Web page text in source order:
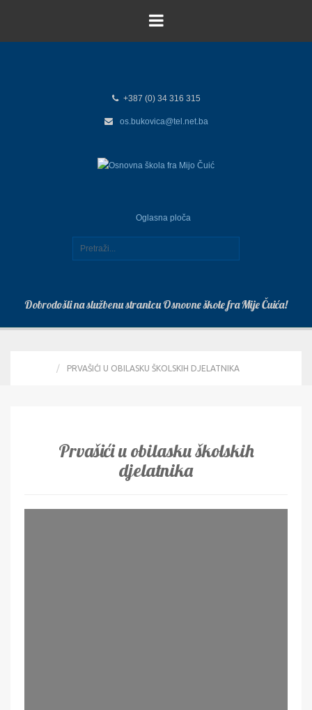
+387 (0) 34 316 315
os.bukovica@tel.net.ba
Oglasna ploča
Dobrodošli na službenu stranicu Osnovne škole fra Mije Čuića!
PRVAŠIĆI U OBILASKU ŠKOLSKIH DJELATNIKA
Prvašići u obilasku školskih
djelatnika